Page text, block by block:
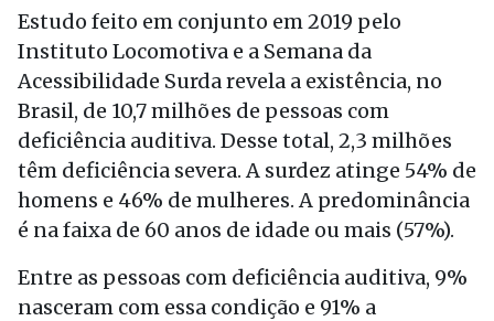
Estudo feito em conjunto em 2019 pelo
Instituto Locomotiva e a Semana da
Acessibilidade Surda revela a existência, no
Brasil, de 10,7 milhões de pessoas com
deficiência auditiva. Desse total, 2,3 milhões
têm deficiência severa. A surdez atinge 54% de
homens e 46% de mulheres. A predominância
é na faixa de 60 anos de idade ou mais (57%).
Entre as pessoas com deficiência auditiva, 9%
nasceram com essa condição e 91% a